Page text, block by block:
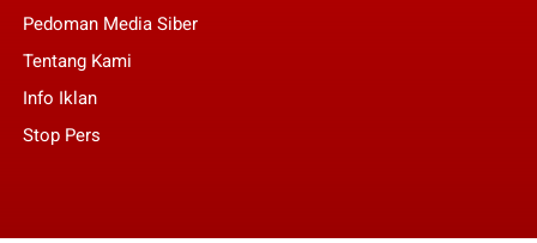
Pedoman Media Siber
Tentang Kami
Info Iklan
Stop Pers